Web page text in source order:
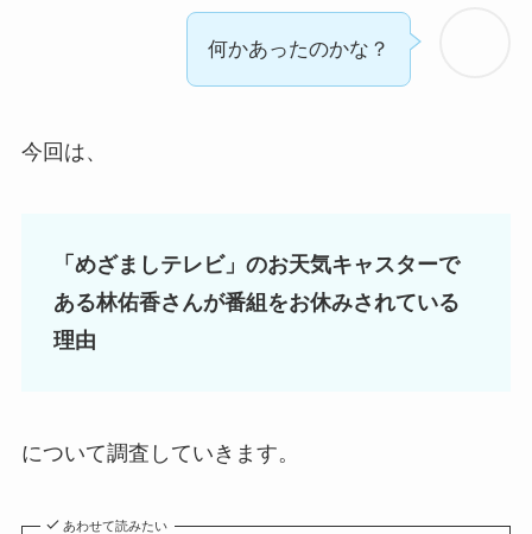
何かあったのかな？
今回は、
「めざましテレビ」のお天気キャスターで
ある林佑香さんが番組をお休みされている
理由
について調査していきます。
あわせて読みたい